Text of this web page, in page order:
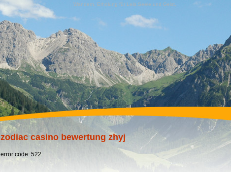
Wandern, Erholung für Leib,Seele und Geist,
zodiac casino bewertung zhyj
error code: 522